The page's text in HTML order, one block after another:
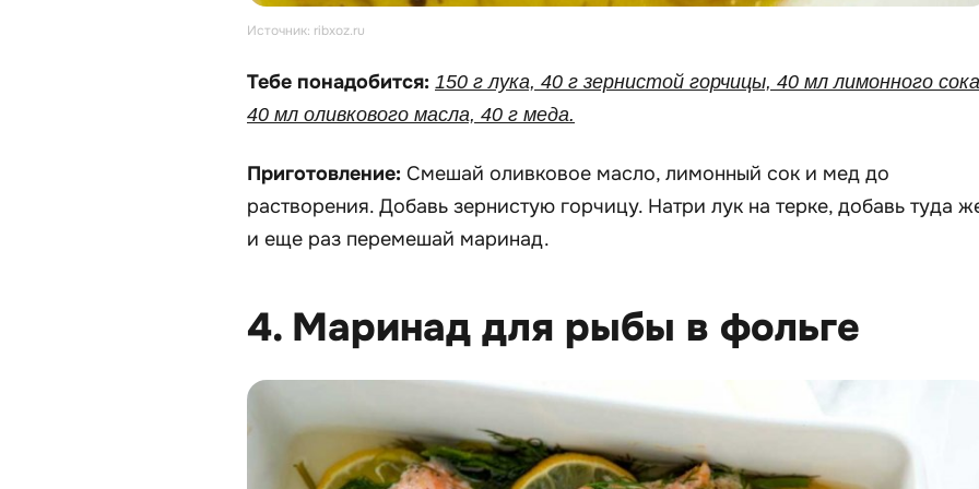
Источник: ribxoz.ru
Тебе понадобится: 150 г лука, 40 г зернистой горчицы, 40 мл лимонного
40 мл оливкового масла, 40 г меда.
Приготовление: Смешай оливковое масло, лимонный сок и мед до
растворения. Добавь зернистую горчицу. Натри лук на терке, добавь туда
и еще раз перемешай маринад.
4. Маринад для рыбы в фольге